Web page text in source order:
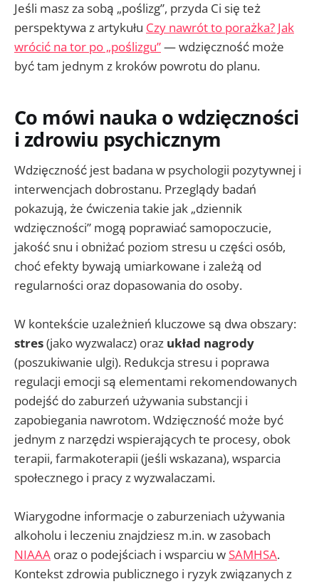
Jeśli masz za sobą „poślizg”, przyda Ci się też
perspektywa z artykułu Czy nawrót to porażka? Jak
wrócić na tor po „poślizgu”— wdzięczność może
być tam jednym z kroków powrotu do planu.
Co mówi nauka o wdzięczności
i zdrowiu psychicznym
Wdzięczność jest badana w psychologii pozytywnej i
interwencjach dobrostanu. Przeglądy badań
pokazują, że ćwiczenia takie jak „dziennik
wdzięczności” mogą poprawiać samopoczucie,
jakość snu i obniżać poziom stresu u części osób,
choć efekty bywają umiarkowane i zależą od
regularności oraz dopasowania do osoby.
W kontekście uzależnień kluczowe są dwa obszary:
stres(jako wyzwalacz) oraz układ nagrody
(poszukiwanie ulgi). Redukcja stresu i poprawa
regulacji emocji są elementami rekomendowanych
podejść do zaburzeń używania substancji i
zapobiegania nawrotom. Wdzięczność może być
jednym z narzędzi wspierających te procesy, obok
terapii, farmakoterapii (jeśli wskazana), wsparcia
społecznego i pracy z wyzwalaczami.
Wiarygodne informacje o zaburzeniach używania
alkoholu i leczeniu znajdziesz m.in. w zasobach
NIAAA oraz o podejściach i wsparciu w SAMHSA.
Kontekst zdrowia publicznego i ryzyk związanych z